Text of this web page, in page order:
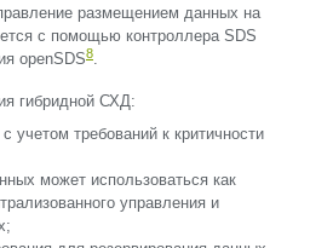
размещением данных на
с помощью контроллера SDS
openSDS8.
гибридной СХД:
учетом требований к критичности
может использоваться как
управления и